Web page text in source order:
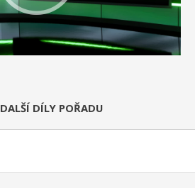
DALŠÍ DÍLY POŘADU